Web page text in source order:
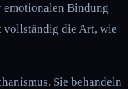
emotionalen Bindung
vollständig die Art, wie
Sie behandeln